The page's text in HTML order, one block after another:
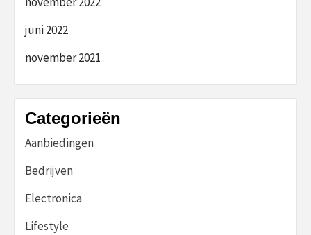
juni 2022
november 2021
Categorieën
Aanbiedingen
Bedrijven
Electronica
Lifestyle